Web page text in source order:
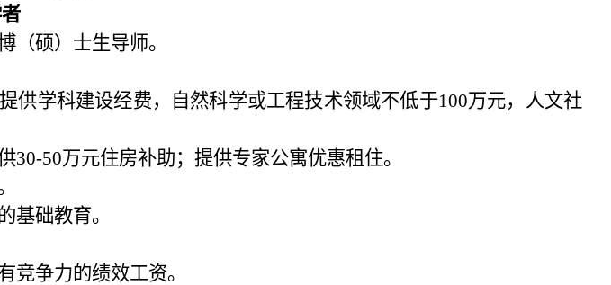
（硕）士生导师。
供学科建设经费，自然科学或工程技术领域不低于100万元，人文社
30-50万元住房补助；提供专家公寓优惠租住。
基础教育。
竞争力的绩效工资。